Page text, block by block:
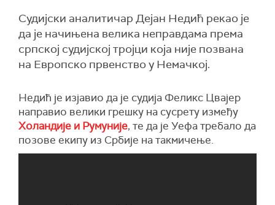
Судијски аналитичар Дејан Недић рекао је
да је начињена велика неправдама према
српској судијској тројци која није позвана
на Европско првенство у Немачкој.
Недић је изјавио да је судија Феликс Цвајер
направио велики грешку на сусрету између
Холандије и Румуније, те да је Уефа требало да
позове екипу из Србије на такмичење.